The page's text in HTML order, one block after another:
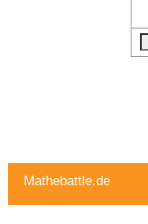
Mathebattle.de